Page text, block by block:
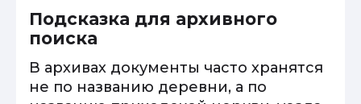
Подсказка для архивного
поиска
В архивах документы часто хранятся
не по названию деревни, а по